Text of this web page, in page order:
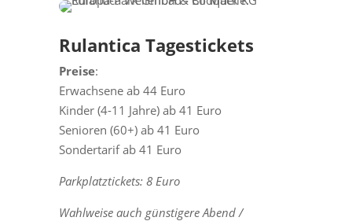
Rulantica Tagestickets
Preise:
Erwachsene ab 44 Euro
Kinder (4-11 Jahre) ab 41 Euro
Senioren (60+) ab 41 Euro
Sondertarif ab 41 Euro
Parkplatztickets: 8 Euro
Wahlweise auch günstigere Abend /